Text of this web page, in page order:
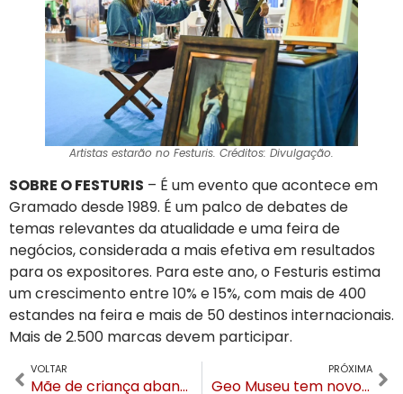
Artistas estarão no Festuris. Créditos: Divulgação.
SOBRE O FESTURIS – É um evento que acontece em
Gramado desde 1989. É um palco de debates de
temas relevantes da atualidade e uma feira de
negócios, considerada a mais efetiva em resultados
para os expositores. Para este ano, o Festuris estima
um crescimento entre 10% e 15%, com mais de 400
estandes na feira e mais de 50 destinos internacionais.
Mais de 2.500 marcas devem participar.
VOLTAR
Mãe de criança abandonada em ônibus que vinha a Gramado é encontrada morta
PRÓXIMA
Geo Museu tem novos donos e será complexo com seis operações em Gramado